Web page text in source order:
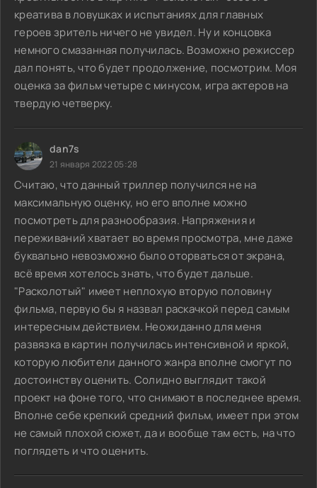
креатива в ловушках и испытаниях для главных
героев зритель ничего не увидел. Ну и концовка
немного смазанная получилась. Возможно режиссер
дал понять, что будет продолжение, посмотрим. Моя
оценка за фильм четыре с минусом, игра актеров на
твердую четверку.
dan7s
21 января 2022 05:28
Считаю, что данный триллер получился не на
максимальную оценку, но его вполне можно
посмотреть для разнообразия. Напряжения и
переживаний хватает во время просмотра, мне даже
буквально невозможно было оторваться от экрана,
всё время хотелось знать, что будет дальше.
"Расколотый" имеет неплохую вторую половину
фильма, первую бы я назвал раскачкой перед самым
интересным действием. Неожиданно для меня
развязка в картин получилась интенсивной и яркой,
которую любители данного жанра вполне смогут по
достоинству оценить. Солидно выглядит такой
проект на фоне того, что снимают в последнее время.
Вполне себе крепкий средний фильм, имеет при этом
не самый плохой сюжет, да и вообще там есть, на что
поглядеть и что оценить.